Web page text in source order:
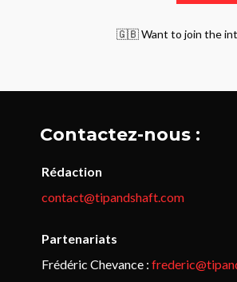
🇬🇧 Want to join the
Contactez-nous :
Rédaction
contact@tipandshaft.com
Partenariats
Frédéric Chevance :